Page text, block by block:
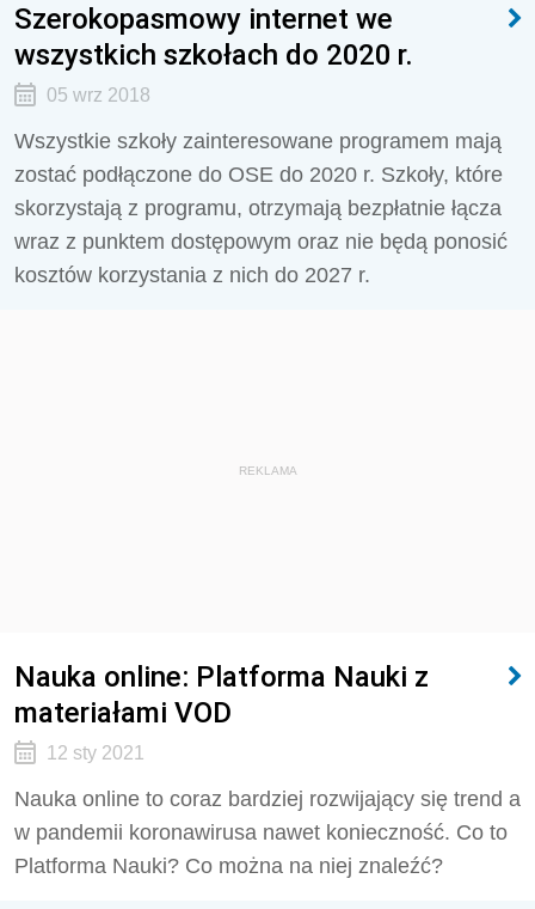
Szerokopasmowy internet we
wszystkich szkołach do 2020 r.
05 wrz 2018
Wszystkie szkoły zainteresowane programem mają
zostać podłączone do OSE do 2020 r. Szkoły, które
skorzystają z programu, otrzymają bezpłatnie łącza
wraz z punktem dostępowym oraz nie będą ponosić
kosztów korzystania z nich do 2027 r.
REKLAMA
Nauka online: Platforma Nauki z
materiałami VOD
12 sty 2021
Nauka online to coraz bardziej rozwijający się trend a
w pandemii koronawirusa nawet konieczność. Co to
Platforma Nauki? Co można na niej znaleźć?